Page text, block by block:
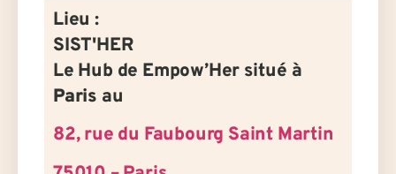
Lieu :
SIST'HER
Le Hub de Empow’Her situé à
Paris au
82, rue du Faubourg Saint Martin